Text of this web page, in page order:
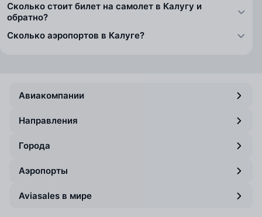
Сколько стоит билет на самолет в Калугу и
обратно?
Сколько аэропортов в Калуге?
Авиакомпании
Направления
Города
Аэропорты
Aviasales в мире